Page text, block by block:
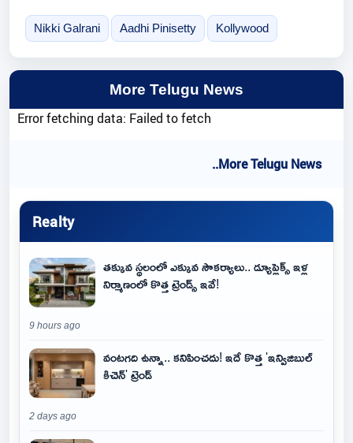
Nikki Galrani Aadhi Pinisetty Kollywood
More Telugu News
Error fetching data: Failed to fetch
..More Telugu News
Realty
తక్కువ స్థలంలో ఎక్కువ సౌకర్యాలు.. డ్యూప్లెక్స్ ఇళ్ల
నిర్మాణంలో కొత్త ట్రెండ్స్ ఇవే!
9 hours ago
వంటగది ఉన్నా.. కనిపించదు! ఇదే కొత్త 'ఇన్విజిబుల్
కిచెన్' ట్రెండ్
2 days ago